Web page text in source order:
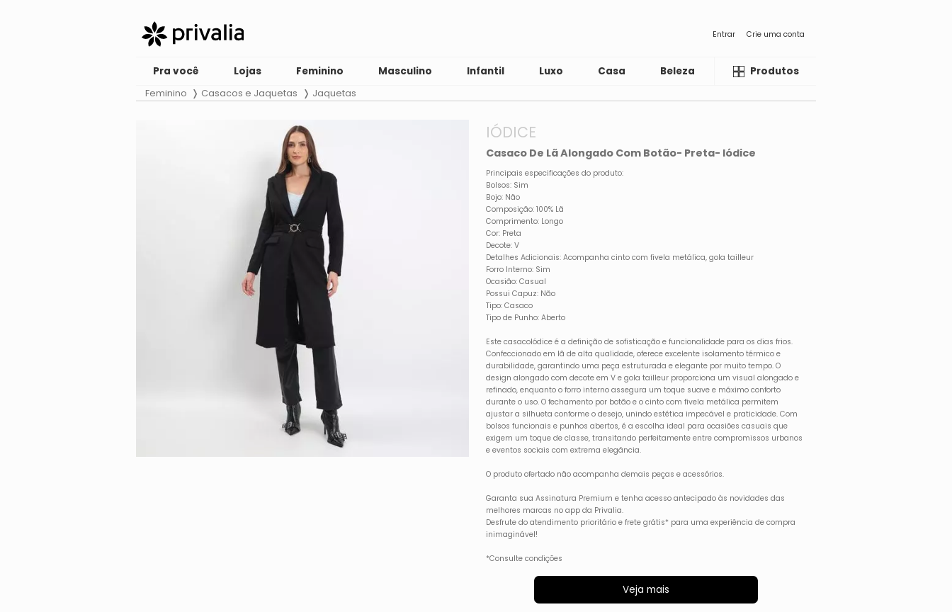
Entrar Crie uma conta
Pra você Lojas Feminino Masculino Infantil Luxo Casa Beleza LiquidaProdutos
Feminino Casacos e Jaquetas Jaquetas
IÓDICE
Casaco De Lã Alongado Com Botão- Preta- Iódice
Principais especificações do produto:
Bolsos: Sim
Bojo: Não
Composição: 100% Lã
Comprimento: Longo
Cor: Preta
Decote: V
Detalhes Adicionais: Acompanha cinto com fivela metálica, gola tailleur
Forro Interno: Sim
Ocasião: Casual
Possui Capuz: Não
Tipo: Casaco
Tipo de Punho: Aberto
Este casacoIódice é a definição de sofisticação e funcionalidade para os dias frios.
Confeccionado em lã de alta qualidade, oferece excelente isolamento térmico e
durabilidade, garantindo uma peça estruturada e elegante por muito tempo. O
design alongado com decote em V e gola tailleur proporciona um visual alongado e
refinado, enquanto o forro interno assegura um toque suave e máximo conforto
durante o uso. O fechamento por botão e o cinto com fivela metálica permitem
ajustar a silhueta conforme o desejo, unindo estética impecável e praticidade. Com
bolsos funcionais e punhos abertos, é a escolha ideal para ocasiões casuais que
exigem um toque de classe, transitando perfeitamente entre compromissos urbanos
e eventos sociais com extrema elegância.
O produto ofertado não acompanha demais peças e acessórios.
Garanta sua Assinatura Premium e tenha acesso antecipado às novidades das
melhores marcas no app da Privalia.
Desfrute do atendimento prioritário e frete grátis* para uma experiência de compra
inimaginável!
*Consulte condições
Veja mais